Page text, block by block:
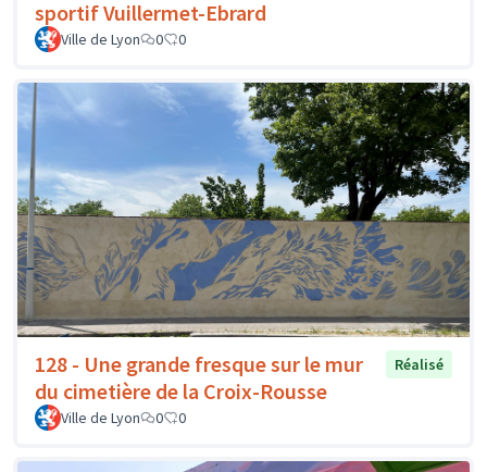
sportif Vuillermet-Ebrard
Ville de Lyon 0 0
128 - Une grande fresque sur le mur
du cimetière de la Croix-Rousse
Réalisé
Ville de Lyon 0 0